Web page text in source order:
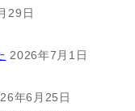
29日
2026年7月1日
年6月25日